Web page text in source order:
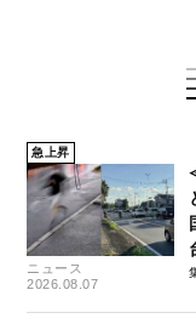
急上昇
ニュース
2026.08.07